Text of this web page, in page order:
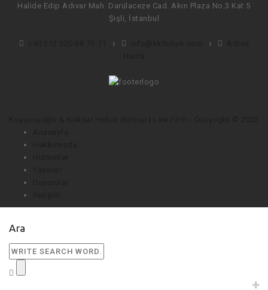
Halide Edip Adıvar Mah. Darülaceze Cad. Akın Plaza No.3 Kat 5
Şişli, İstanbul
ı ı
Ara
+